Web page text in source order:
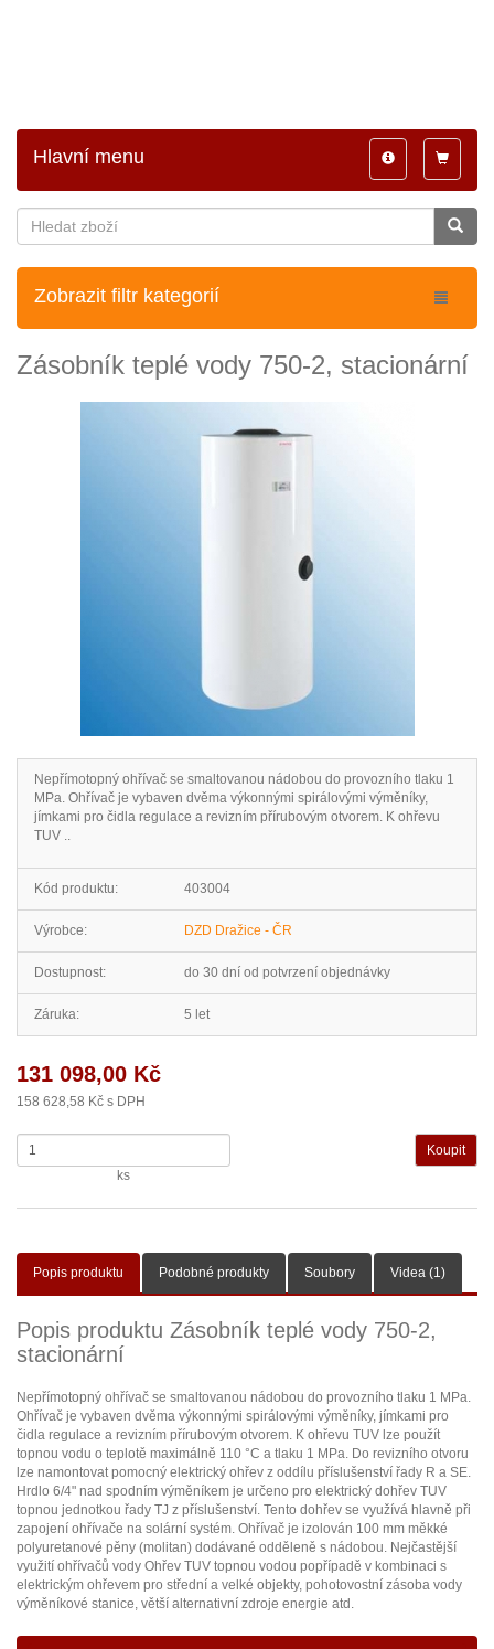
Toggle
Toggle
navigation
Hlavní menu
Zobrazit filtr kategorií
Zásobník teplé vody 750-2, stacionární
Nepřímotopný ohřívač se smaltovanou nádobou do provozního tlaku 1
MPa. Ohřívač je vybaven dvěma výkonnými spirálovými výměníky,
jímkami pro čidla regulace a revizním přírubovým otvorem. K ohřevu
TUV ..
Kód produktu: 403004
Výrobce: DZD Dražice - ČR
Dostupnost: do 30 dní od potvrzení objednávky
Záruka: 5 let
131 098,00 Kč
158 628,58 Kč s DPH
ks
Popis produktu Podobné produkty Soubory Videa (1)
Popis produktu Zásobník teplé vody 750-2,
stacionární
Nepřímotopný ohřívač se smaltovanou nádobou do provozního tlaku 1 MPa.
Ohřívač je vybaven dvěma výkonnými spirálovými výměníky, jímkami pro
čidla regulace a revizním přírubovým otvorem. K ohřevu TUV lze použít
topnou vodu o teplotě maximálně 110 °C a tlaku 1 MPa. Do revizního otvoru
lze namontovat pomocný elektrický ohřev z oddílu příslušenství řady R a SE.
Hrdlo 6/4" nad spodním výměníkem je určeno pro elektrický dohřev TUV
topnou jednotkou řady TJ z příslušenství. Tento dohřev se využívá hlavně při
zapojení ohřívače na solární systém. Ohřívač je izolován 100 mm měkké
polyuretanové pěny (molitan) dodávané odděleně s nádobou. Nejčastější
využití ohřívačů vody Ohřev TUV topnou vodou popřípadě v kombinaci s
elektrickým ohřevem pro střední a velké objekty, pohotovostní zásoba vody
výměníkové stanice, větší alternativní zdroje energie atd.